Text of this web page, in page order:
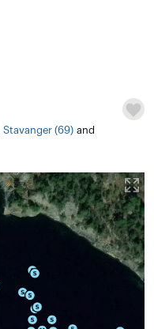
Stavanger (69) and